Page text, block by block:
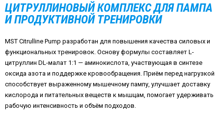
ЦИТРУЛЛИНОВЫЙ КОМПЛЕКС ДЛЯ ПАМПА
И ПРОДУКТИВНОЙ ТРЕНИРОВКИ
MST Citrulline Pump разработан для повышения качества силовых и
функциональных тренировок. Основу формулы составляет L-
цитруллин DL-малат 1:1 — аминокислота, участвующая в синтезе
оксида азота и поддержке кровообращения. Приём перед нагрузкой
способствует выраженному мышечному пампу, улучшает доставку
кислорода и питательных веществ к мышцам, помогает удерживать
рабочую интенсивность и объём подходов.